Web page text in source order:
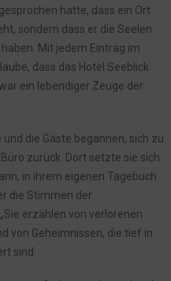
hatte, dass ein Ort
sondern dass er die Seelen
Mit jedem Eintrag im
dass das Hotel Seeblick
ein lebendiger Zeuge der
die Gäste begannen, sich zu
zurück. Dort setzte sie sich
in ihrem eigenen Tagebuch
die Stimmen der
erzählen von verlorenen
von Geheimnissen, die tief in
sind.